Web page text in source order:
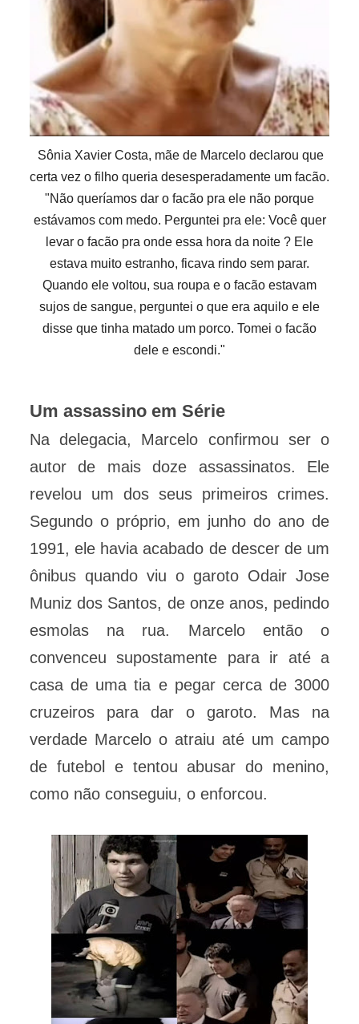
Sônia Xavier Costa, mãe de Marcelo declarou que
certa vez o filho queria desesperadamente um facão.
"Não queríamos dar o facão pra ele não porque
estávamos com medo. Perguntei pra ele: Você quer
levar o facão pra onde essa hora da noite ? Ele
estava muito estranho, ficava rindo sem parar.
Quando ele voltou, sua roupa e o facão estavam
sujos de sangue, perguntei o que era aquilo e ele
disse que tinha matado um porco. Tomei o facão
dele e escondi."
Um assassino em Série
Na delegacia, Marcelo confirmou ser o
autor de mais doze assassinatos. Ele
revelou um dos seus primeiros crimes.
Segundo o próprio, em junho do ano de
1991, ele havia acabado de descer de um
ônibus quando viu o garoto Odair Jose
Muniz dos Santos, de onze anos, pedindo
esmolas na rua. Marcelo então o
convenceu supostamente para ir até a
casa de uma tia e pegar cerca de 3000
cruzeiros para dar o garoto. Mas na
verdade Marcelo o atraiu até um campo
de futebol e tentou abusar do menino,
como não conseguiu, o enforcou.